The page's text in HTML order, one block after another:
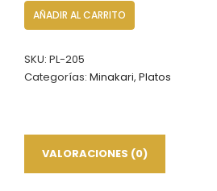
Plato
Esmaltado
con
borde
15
AÑADIR AL CARRITO
SKU: PL-205
Categorías: Minakari, Platos
VALORACIONES (0)